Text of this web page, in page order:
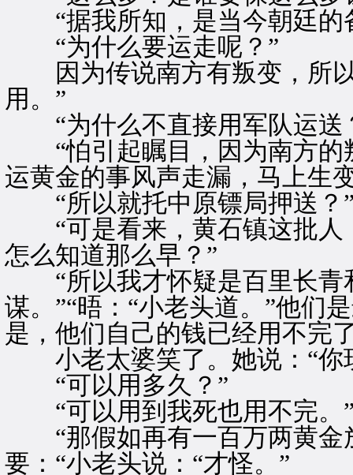
“据我所知，是当今朝廷的
“为什么要运走呢？”
因为传说南方有叛变，所以
用。”
“为什么不直接用军队运送
“怕引起瞩目，因为南方的
运黄金的事风声走漏，马上生
“所以就托中原镖局押送？
“可是看来，黄石镇这批人
怎么知道那么早？”
“所以我才怀疑是百里长青
谋。”“晤：“小老头道。”他们
是，他们自己的钱已经用不完
小老太婆笑了。她说：“你
“可以用多久？”
“可以用到我死也用不完。
“那假如再有一百万两黄金
要：“小老头说：“才怪。”